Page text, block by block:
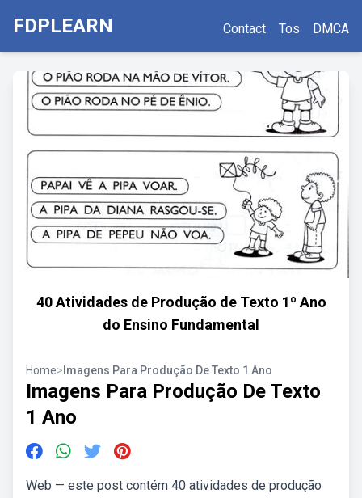
FDPLEARN Contact Tos DMCA
40 Atividades de Produção de Texto 1º Ano
do Ensino Fundamental
Home> Imagens Para Produção De Texto 1 Ano
Imagens Para Produção De Texto
1 Ano
Web — este post contém 40 atividades de produção